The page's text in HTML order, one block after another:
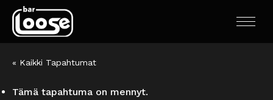
« Kaikki Tapahtumat
Tämä tapahtuma on mennyt.